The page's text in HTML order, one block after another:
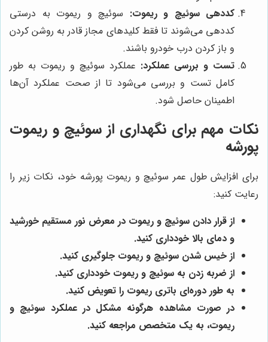
کددهی سوئیچ و ریموت: سوئیچ و ریموت به درستی
کددهی می‌شوند تا فقط کلیدهای مجاز قادر به روشن کردن
و باز کردن درب خودرو باشند.
تست و بررسی عملکرد: عملکرد سوئیچ و ریموت به طور
کامل تست و بررسی می‌شود تا از صحت عملکرد آن‌ها
اطمینان حاصل شود.
نکات مهم برای نگهداری از سوئیچ و ریموت
پورشه
برای افزایش طول عمر سوئیچ و ریموت پورشه خود، نکات زیر را
رعایت کنید:
از قرار دادن سوئیچ و ریموت در معرض نور مستقیم خورشید
و دمای بالا خودداری کنید.
از خیس شدن سوئیچ و ریموت جلوگیری کنید.
از ضربه زدن به سوئیچ و ریموت خودداری کنید.
به طور دوره‌ای باتری ریموت را تعویض کنید.
در صورت مشاهده هرگونه مشکل در عملکرد سوئیچ و
ریموت، به یک متخصص مراجعه کنید.